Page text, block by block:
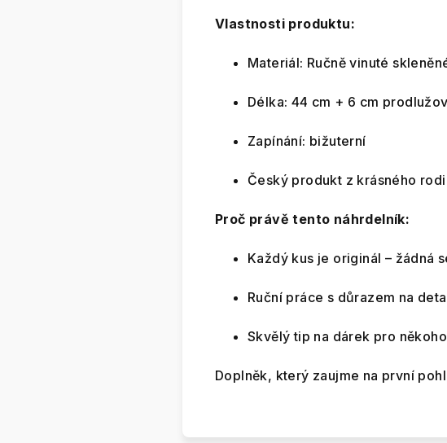
Vlastnosti produktu:
Materiál: Ručně vinuté
Délka: 44 cm + 6 cm
Zapínání: bižuterní
Český produkt z krásného
Proč právě tento náhrdelník:
Každý kus je originál – žádná
Ruční práce s důrazem na
Skvělý tip na dárek pro
Doplněk, který zaujme na první